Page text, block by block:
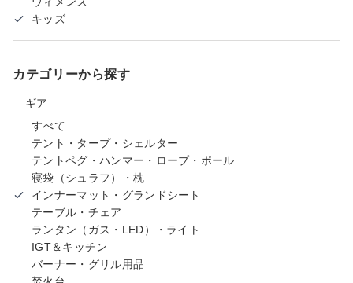
キッズ
カテゴリーから探す
ギア
すべて
テント・タープ・シェルター
テントペグ・ハンマー・ロープ・ポール
寝袋（シュラフ）・枕
インナーマット・グランドシート
テーブル・チェア
ランタン（ガス・LED）・ライト
IGT＆キッチン
バーナー・グリル用品